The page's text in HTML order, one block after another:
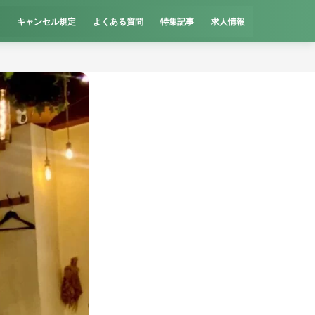
キャンセル規定 よくある質問 特集記事 求人情報